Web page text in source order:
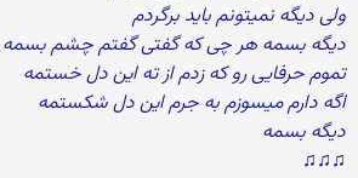
ولی دیگه نمیتونم باید برگردم
دیگه بسمه هر چی که گفتی گفتم چشم بسمه
تموم حرفایی رو که زدم از ته این دل خستمه
اگه دارم میسوزم به جرم این دل شکستمه
دیگه بسمه
♫♫♫